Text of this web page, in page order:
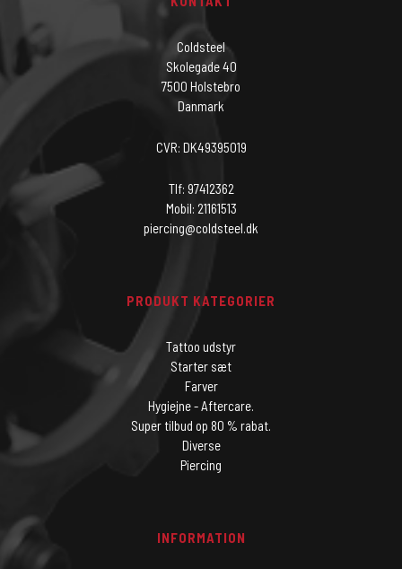
Coldsteel
Skolegade 40
7500 Holstebro
Danmark
CVR: DK49395019
Tlf: 97412362
Mobil: 21161513
piercing@coldsteel.dk
PRODUKT KATEGORIER
Tattoo udstyr
Starter sæt
Farver
Hygiejne - Aftercare.
Super tilbud op 80 % rabat.
Diverse
Piercing
INFORMATION